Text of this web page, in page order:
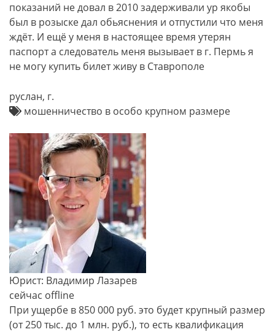
показаний не довал в 2010 задерживали ур якобы
был в розыске дал обьяснения и отпустили что меня
ждёт. И ещё у меня в настоящее время утерян
паспорт а следователь меня вызывает в г. Пермь я
не могу купить билет живу в Ставрополе
руслан, г.
мошенничество в особо крупном размере
Юрист: Владимир Лазарев
сейчас offline
При ущербе в 850 000 руб. это будет крупный размер
(от 250 тыс. до 1 млн. руб.), то есть квалификация